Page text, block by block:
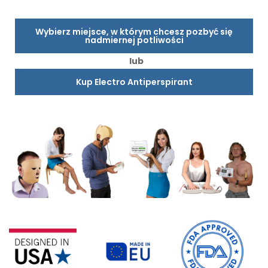
Wybierz miejsce, w którym chcesz pozbyć się
nadmiernej potliwości
lub
Kup Electro Antiperspirant